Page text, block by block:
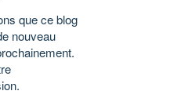
que ce blog
nouveau